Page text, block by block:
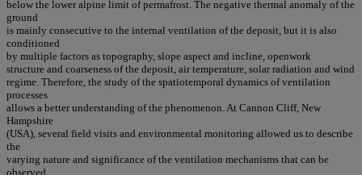
below the lower alpine limit of permafrost. The negative thermal anomaly of the
ground
is mainly consecutive to the internal ventilation of the deposit, but it is also
conditioned
by multiple factors as topography, slope aspect and incline, openwork
structure and coarseness of the deposit, air temperature, solar radiation and wind
regime. Therefore, the study of the spatiotemporal dynamics of ventilation
processes
allows a better understanding of the phenomenon. At Cannon Cliff, New
Hampshire
(USA), several field visits and environmental monitoring allowed us to describe
the
varying nature and significance of the ventilation mechanisms that can be
observed